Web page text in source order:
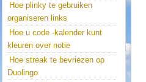
Hoe plinky te gebruiken
organiseren links
Hoe u code -kalender kunt
kleuren over notie
Hoe streak te bevriezen op
Duolingo